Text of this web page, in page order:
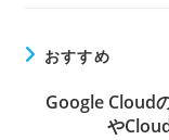
おすすめ
Google Cloud
や